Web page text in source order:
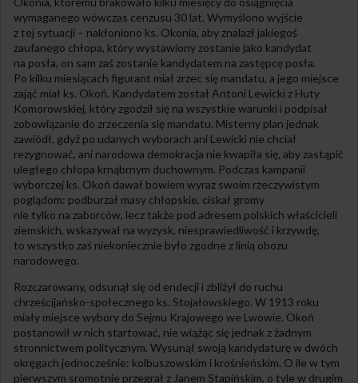
wymaganego wówczas cenzusu 30 lat. Wymyślono wyjście
z tej sytuacji – nakłoniono ks. Okonia, aby znalazł jakiegoś
zaufanego chłopa, który wystawiony zostanie jako kandydat
na posła, on sam zaś zostanie kandydatem na zastępcę posła.
Po kilku miesiącach figurant miał zrzec się mandatu, a jego miejsce
zająć miał ks. Okoń. Kandydatem został Antoni Lewicki z Huty
Komorowskiej, który zgodził się na wszystkie warunki i podpisał
zobowiązanie do zrzeczenia się mandatu. Misterny plan jednak
zawiódł, gdyż po udanych wyborach ani Lewicki nie chciał
rezygnować, ani narodowa demokracja nie kwapiła się, aby zastąpić
uległego chłopa krnąbrnym duchownym. Podczas kampanii
wyborczej ks. Okoń dawał bowiem wyraz swoim rzeczywistym
poglądom: podburzał masy chłopskie, ciskał gromy
nie tylko na zaborców, lecz także pod adresem polskich właścicieli
ziemskich, wskazywał na wyzysk, niesprawiedliwość i krzywdę,
to wszystko zaś niekoniecznie było zgodne z linią obozu
narodowego.
Rozczarowany, odsunął się od endecji i zbliżył do ruchu
chrześcijańsko-społecznego ks. Stojałowskiego. W 1913 roku
miały miejsce wybory do Sejmu Krajowego we Lwowie. Okoń
postanowił w nich startować, nie wiążąc się jednak z żadnym
stronnictwem politycznym. Wysunął swoją kandydaturę w dwóch
okręgach jednocześnie: kolbuszowskim i krośnieńskim. O ile w tym
pierwszym sromotnie przegrał z Janem Stapińskim, o tyle w drugim